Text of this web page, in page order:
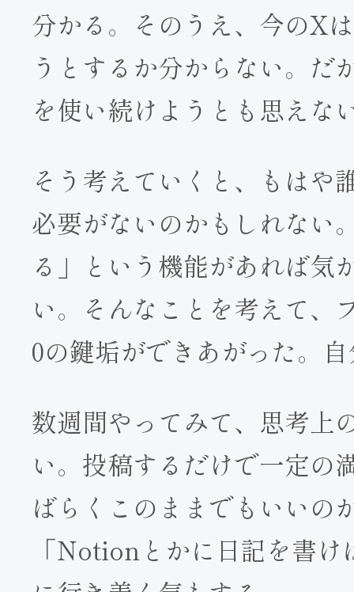
分かる。そのうえ、今のX
うとするか分からない。だ
を使い続けようとも思えな
そう考えていくと、もはや
必要がないのかもしれない
る」という機能があれば気
い。そんなことを考えて、
0の鍵垢ができあがった。
数週間やってみて、思考上
い。投稿するだけで一定の
ばらくこのままでもいいの
「Notionとかに日記を書